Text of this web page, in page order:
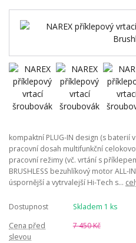
kompaktní PLUG-IN design (s
pracovní dosah multifunkční
pracovní režimy (vč. vrtání s
BRUSHLESS bezuhlíkový motor ALL-
úspornější a vytrvalejší Hi-Tech s...
Dostupnost
Skladem 1 ks
Cena před
slevou
7 450 Kč